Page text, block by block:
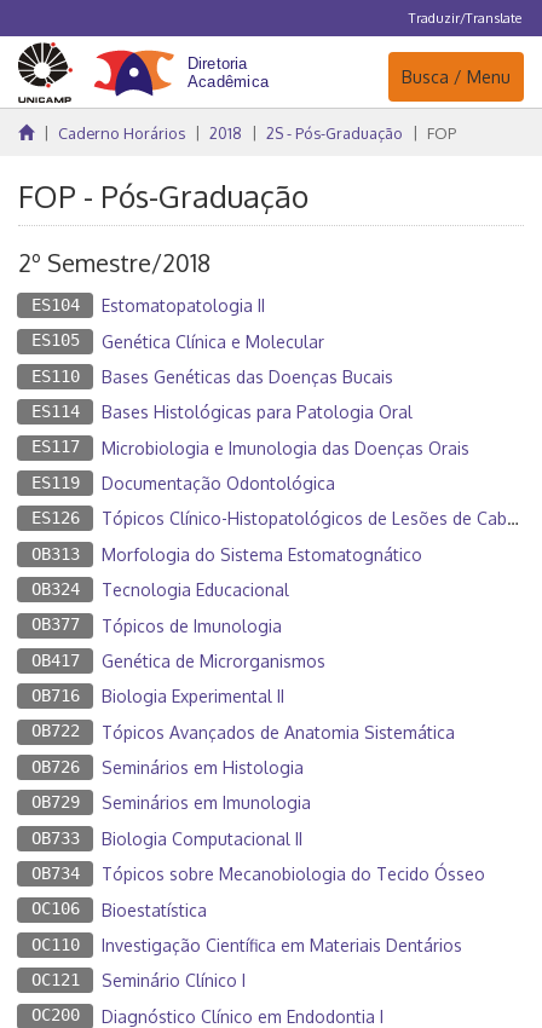
Traduzir/Translate
Navegação
Busca / Menu
Caderno Horários 2018 2S - Pós-Graduação FOP
FOP - Pós-Graduação
2º Semestre/2018
ES104 Estomatopatologia II
ES105 Genética Clínica e Molecular
ES110 Bases Genéticas das Doenças Bucais
ES114 Bases Histológicas para Patologia Oral
ES117 Microbiologia e Imunologia das Doenças Orais
ES119 Documentação Odontológica
ES126 Tópicos Clínico-Histopatológicos de Lesões de Cabeça e Pescoço II
OB313 Morfologia do Sistema Estomatognático
OB324 Tecnologia Educacional
OB377 Tópicos de Imunologia
OB417 Genética de Microrganismos
OB716 Biologia Experimental II
OB722 Tópicos Avançados de Anatomia Sistemática
OB726 Seminários em Histologia
OB729 Seminários em Imunologia
OB733 Biologia Computacional II
OB734 Tópicos sobre Mecanobiologia do Tecido Ósseo
OC106 Bioestatística
OC110 Investigação Científica em Materiais Dentários
OC121 Seminário Clínico I
OC200 Diagnóstico Clínico em Endodontia I